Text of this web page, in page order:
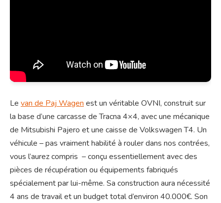
Le van de Paj Wagen est un véritable OVNI, construit sur
la base d’une carcasse de Tracna 4×4, avec une mécanique
de Mitsubishi Pajero et une caisse de Volkswagen T4. Un
véhicule – pas vraiment habilité à rouler dans nos contrées,
vous l’aurez compris – conçu essentiellement avec des
pièces de récupération ou équipements fabriqués
spécialement par lui-même. Sa construction aura nécessité
4 ans de travail et un budget total d’environ 40.000€. Son